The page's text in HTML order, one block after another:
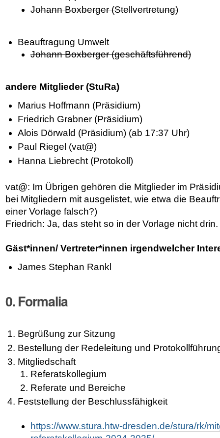
Johann Boxberger (Stellvertretung)
Beauftragung Umwelt
Johann Boxberger (geschäftsführend)
andere Mitglieder (StuRa)
Marius Hoffmann (Präsidium)
Friedrich Grabner (Präsidium)
Alois Dörwald (Präsidium) (ab 17:37 Uhr)
Paul Riegel (vat@)
Hanna Liebrecht (Protokoll)
vat@: Im Übrigen gehören die Mitglieder im
bei Mitgliedern mit ausgelistet, wie etwa die
einer Vorlage falsch?)
Friedrich: Ja, das steht so in der Vorlage nicht drin.
Gäst*innen/ Vertreter*innen irgendwelcher
James Stephan Rankl
0. Formalia
Begrüßung zur Sitzung
Bestellung der Redeleitung und
Mitgliedschaft
Referatskollegium
Referate und Bereiche
Feststellung der Beschlussfähigkeit
https://www.stura.htw-dresden.de/stura/rk/